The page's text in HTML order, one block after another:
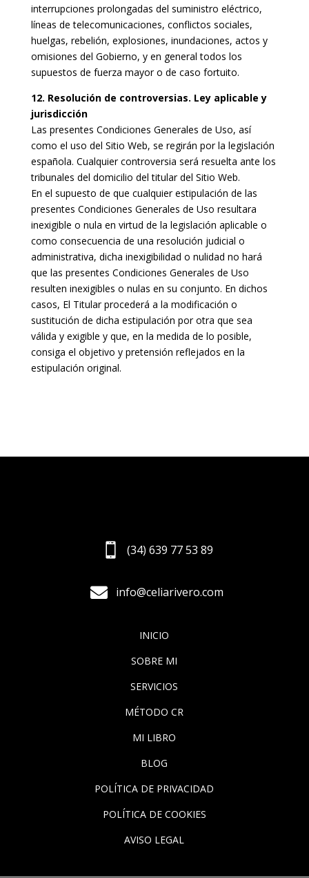
interrupciones prolongadas del suministro eléctrico,
líneas de telecomunicaciones, conflictos sociales,
huelgas, rebelión, explosiones, inundaciones, actos y
omisiones del Gobierno, y en general todos los
supuestos de fuerza mayor o de caso fortuito.
12. Resolución de controversias. Ley aplicable y
jurisdicción
Las presentes Condiciones Generales de Uso, así
como el uso del Sitio Web, se regirán por la legislación
española. Cualquier controversia será resuelta ante los
tribunales del domicilio del titular del Sitio Web.
En el supuesto de que cualquier estipulación de las
presentes Condiciones Generales de Uso resultara
inexigible o nula en virtud de la legislación aplicable o
como consecuencia de una resolución judicial o
administrativa, dicha inexigibilidad o nulidad no hará
que las presentes Condiciones Generales de Uso
resulten inexigibles o nulas en su conjunto. En dichos
casos, El Titular procederá a la modificación o
sustitución de dicha estipulación por otra que sea
válida y exigible y que, en la medida de lo posible,
consiga el objetivo y pretensión reflejados en la
estipulación original.
 (34) 639 77 53 89
 info@celiarivero.com
INICIO
SOBRE MI
SERVICIOS
MÉTODO CR
MI LIBRO
BLOG
POLÍTICA DE PRIVACIDAD
POLÍTICA DE COOKIES
AVISO LEGAL